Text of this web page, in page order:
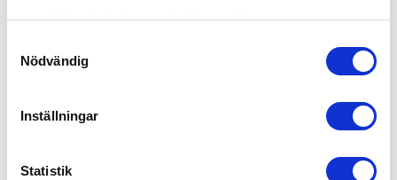
samlat in när du har använt deras tjänster.
Nödvändig
Inställningar
Statistik